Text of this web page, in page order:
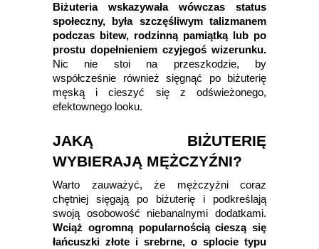
Biżuteria wskazywała wówczas status
społeczny, była szczęśliwym talizmanem
podczas bitew, rodzinną pamiątką lub po
prostu dopełnieniem czyjegoś wizerunku.
Nic nie stoi na przeszkodzie, by
współcześnie również sięgnąć po biżuterię
męską i cieszyć się z odświeżonego,
efektownego looku.
JAKĄ BIŻUTERIĘ
WYBIERAJĄ MĘŻCZYŹNI?
Warto zauważyć, że mężczyźni coraz
chętniej sięgają po biżuterię i podkreślają
swoją osobowość niebanalnymi dodatkami.
Wciąż ogromną popularnością cieszą się
łańcuszki złote i srebrne, o splocie typu